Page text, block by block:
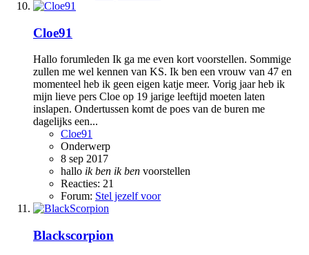
Cloe91
Hallo forumleden Ik ga me even kort voorstellen. Sommige
zullen me wel kennen van KS. Ik ben een vrouw van 47 en
momenteel heb ik geen eigen katje meer. Vorig jaar heb ik
mijn lieve pers Cloe op 19 jarige leeftijd moeten laten
inslapen. Ondertussen komt de poes van de buren me
dagelijks een...
Cloe91
Onderwerp
8 sep 2017
hallo ik ben ik ben voorstellen
Reacties: 21
Forum: Stel jezelf voor
Blackscorpion